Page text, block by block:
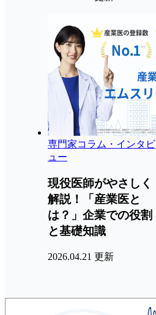
専門家コラム・インタビ
ュー
現役医師がやさしく
解説！「産業医と
は？」企業での役割
と基礎知識
2026.04.21 更新